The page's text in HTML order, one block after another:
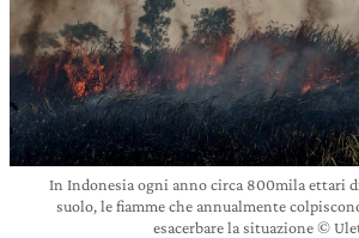
In Indonesia ogni anno circa 800mila ettari
suolo, le fiamme che annualmente
esacerbare la situazione ©